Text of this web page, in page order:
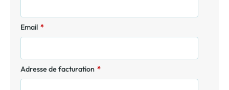
Email *
Adresse de facturation *